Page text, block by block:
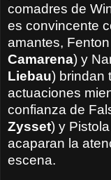
comadres de
es convincente
amantes, Fenton
Camarena) y
Liebau) brindan
actuaciones
confianza de
Zysset) y Pistola
acaparan la
escena.